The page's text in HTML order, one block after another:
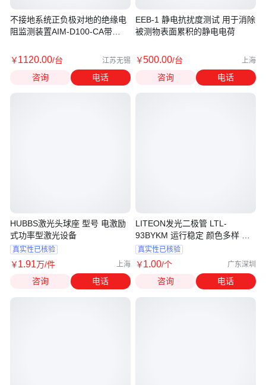
不接地系统正负极对地的绝缘电
阻监测装置AIM-D100-CA带
￥1120.00/台 江苏无锡
咨询 电话
HUBBS激光头球座 型号 电激励
式功率型激光设备
真实性已核验
￥1.91万/件 上海
咨询 电话
EEB-1 静电抗扰度测试 用于消除
被测物表面累积的静电电荷
￥500.00/台 上海
咨询 电话
LITEON发光二极管 LTL-
93BYKM 运行稳定 颜色多样 直
插式
真实性已核验
￥1.00/个 广东深圳
咨询 电话